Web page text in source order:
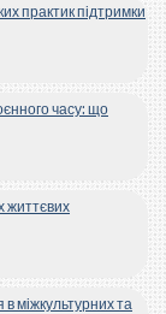
практик підтримки
часу: що
життєвих
міжкультурних та